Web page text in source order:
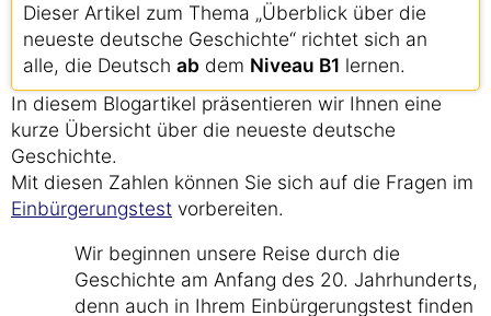
Dieser Artikel zum Thema „Überblick über die
neueste deutsche Geschichte“ richtet sich an
alle, die Deutsch ab dem Niveau B1 lernen.
In diesem Blogartikel präsentieren wir Ihnen eine
kurze Übersicht über die neueste deutsche
Geschichte.
Mit diesen Zahlen können Sie sich auf die Fragen im
Einbürgerungstest vorbereiten.
Wir beginnen unsere Reise durch die
Geschichte am Anfang des 20. Jahrhunderts,
denn auch in Ihrem Einbürgerungstest finden